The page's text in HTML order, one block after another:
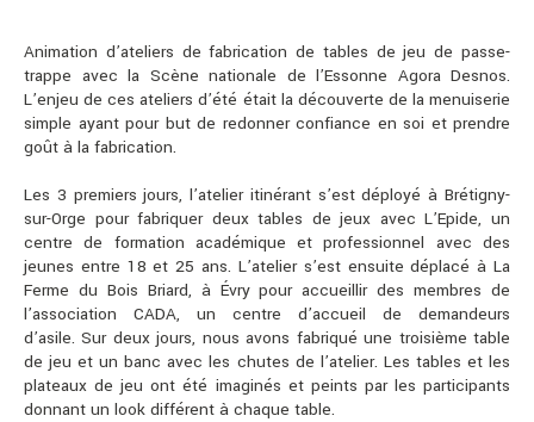
Animation d’ateliers de fabrication de tables de jeu de passe-
trappe avec la Scène nationale de l’Essonne Agora Desnos.
L’enjeu de ces ateliers d’été était la découverte de la menuiserie
simple ayant pour but de redonner confiance en soi et prendre
goût à la fabrication.
Les 3 premiers jours, l’atelier itinérant s’est déployé à Brétigny-
sur-Orge pour fabriquer deux tables de jeux avec L’Epide, un
centre de formation académique et professionnel avec des
jeunes entre 18 et 25 ans. L’atelier s’est ensuite déplacé à La
Ferme du Bois Briard, à Évry pour accueillir des membres de
l’association CADA, un centre d’accueil de demandeurs
d’asile. Sur deux jours, nous avons fabriqué une troisième table
de jeu et un banc avec les chutes de l’atelier. Les tables et les
plateaux de jeu ont été imaginés et peints par les participants
donnant un look différent à chaque table.